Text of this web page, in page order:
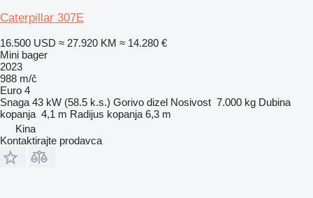
Caterpillar 307E
16.500 USD ≈ 27.920 KM ≈ 14.280 €
Mini bager
2023
988 m/č
Euro 4
Snaga 43 kW (58.5 k.s.) Gorivo dizel Nosivost 7.000 kg Dubina
kopanja 4,1 m Radijus kopanja 6,3 m
Kina
Kontaktirajte prodavca